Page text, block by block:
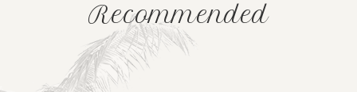
Recommended